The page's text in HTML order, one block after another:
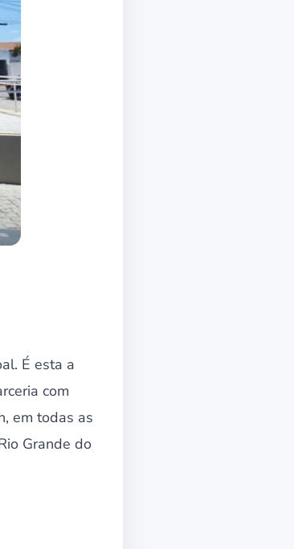
É esta a
com
em todas as
Grande do